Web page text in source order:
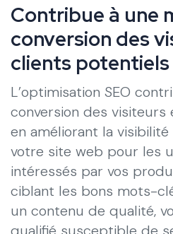
Contribue à une
conversion des
clients potentiels
L’optimisation SEO
conversion des
en améliorant la
votre site web pour les
intéressés par vos
ciblant les bons mots-
un contenu de qualité,
qualifié susceptible de